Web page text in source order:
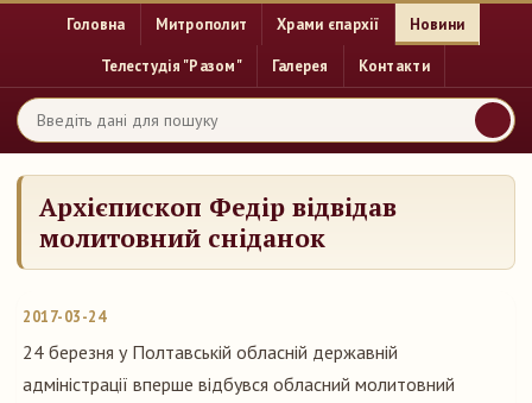
Головна Митрополит Храми єпархії Новини
Телестудія "Разом" Галерея Контакти
Архієпископ Федір відвідав
молитовний сніданок
2017-03-24
24 березня у Полтавській обласній державній
адміністрації вперше відбувся обласний молитовний